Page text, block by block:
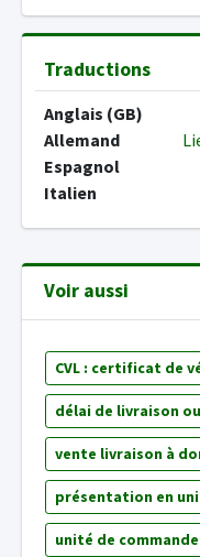
Traductions
Anglais (GB)
Allemand
Espagnol
Italien
Voir aussi
CVL : certificat de
délai de livraison
vente livraison à
présentation en
unité de